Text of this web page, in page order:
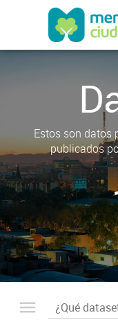
Estos son datos
publicados